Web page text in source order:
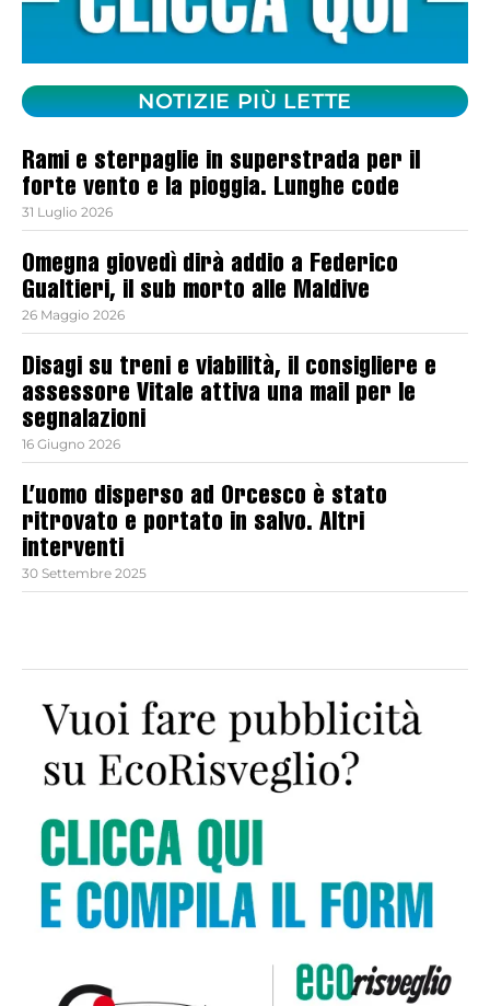
NOTIZIE PIÙ LETTE
Rami e sterpaglie in superstrada per il
forte vento e la pioggia. Lunghe code
31 Luglio 2026
Omegna giovedì dirà addio a Federico
Gualtieri, il sub morto alle Maldive
26 Maggio 2026
Disagi su treni e viabilità, il consigliere e
assessore Vitale attiva una mail per le
segnalazioni
16 Giugno 2026
L’uomo disperso ad Orcesco è stato
ritrovato e portato in salvo. Altri
interventi
30 Settembre 2025